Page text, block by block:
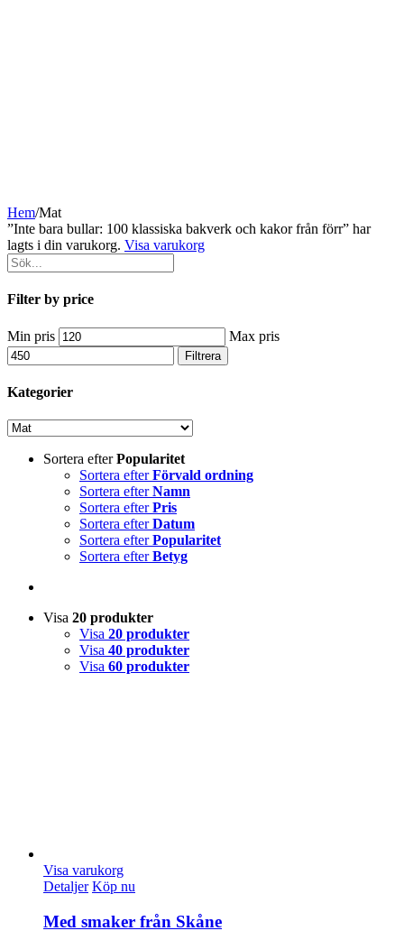
Hem/Mat
”Inte bara bullar: 100 klassiska bakverk och kakor från förr” har
lagts i din varukorg. Visa varukorg
Filter by price
Min pris Max pris
Filtrera
Kategorier
Sortera efterPopularitet
Sortera efterFörvald ordning
Sortera efterNamn
Sortera efterPris
Sortera efterDatum
Sortera efterPopularitet
Sortera efterBetyg
Visa 20 produkter
Visa 20 produkter
Visa 40 produkter
Visa 60 produkter
Visa varukorg
Detaljer Köp nu
Med smaker från Skåne